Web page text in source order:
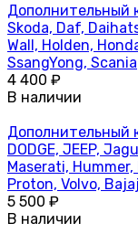
Дополнительный
Skoda, Daf,
Wall, Holden,
SsangYong, Scania
4 400 ₽
В наличии
Дополнительный
DODGE, JEEP,
Maserati,
Proton, Volvo,
5 500 ₽
В наличии